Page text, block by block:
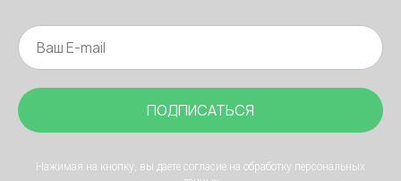
ПОДПИСАТЬСЯ
Нажимая на кнопку, вы даете согласие на обработку персональных